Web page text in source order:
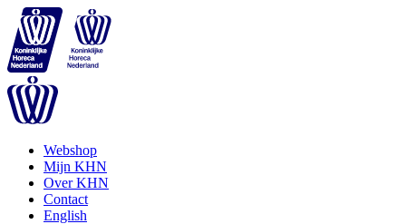
Webshop
Mijn KHN
Over KHN
Contact
English